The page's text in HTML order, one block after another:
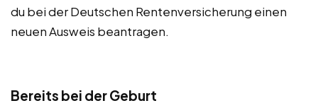
du bei der Deutschen Rentenversicherung einen
neuen Ausweis beantragen.
Bereits bei der Geburt